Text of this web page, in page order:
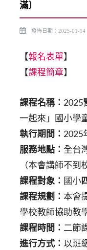
滿〕
發佈日期：2025-01-14
【報名表單】
【課程簡章】
課程名稱： 2025
一起來」國小學
執行期間： 2025
服務地點： 全台
（本會講師不到
課程對象： 國小
課程規劃： 本會
學校教師協助教
課程時間： 二節
進行方式： 以班